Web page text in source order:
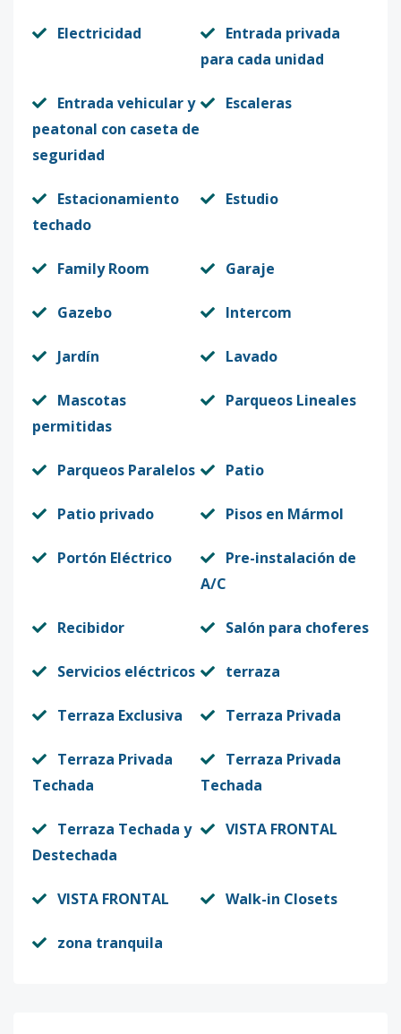
Electricidad
Entrada privada
para cada unidad
Entrada vehicular y
peatonal con caseta de
seguridad
Escaleras
Estacionamiento
techado
Estudio
Family Room Garaje
Gazebo Intercom
Jardín Lavado
Mascotas
permitidas
Parqueos Lineales
Parqueos Paralelos Patio
Patio privado Pisos en Mármol
Portón Eléctrico
Pre-instalación de
A/C
Recibidor Salón para choferes
Servicios eléctricos terraza
Terraza Exclusiva Terraza Privada
Terraza Privada
Techada
Terraza Privada
Techada
Terraza Techada y
Destechada
VISTA FRONTAL
VISTA FRONTAL Walk-in Closets
zona tranquila